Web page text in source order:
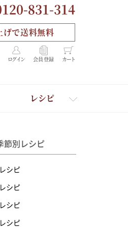
831-314
で送料無料
ログイン 会員登録 カート
レシピ
節別レシピ
シピ
シピ
シピ
シピ